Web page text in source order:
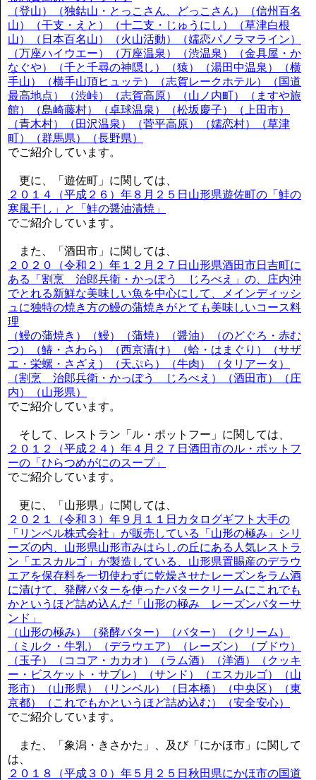
（登山）（独鈷山・とっこさん、どっこさん）（信州百名
山）（干支・えと）（十二支・じゅうにし）（草津白根
山）（日本百名山）（火山活動）（嬬恋パノラマライン）
（万座ハイウエー）（万座温泉）（渋温泉）（金具屋・か
なぐや）（千と千尋の神隠し）（猿）（湯田中温泉）（横
手山）（横手山頂ヒュッテ）（志賀レークホテル）（国道
最高地点）（渋峠）（志賀高原）（山ノ内町）（ますや旅
館）（島崎藤村）（卓球温泉）（松坂慶子）（上田市）
（青木村）（田沢温泉）（菅平高原）（嬬恋村）（草津
町）（群馬県）（長野県）
でご紹介しています。
更に、「遊佐町」に関しては、
２０１４（平成２６）年８月２５日山形県遊佐町の「鮭の
寒風干し」と「鮭の醤油漬焼」
でご紹介しています。
また、「酒田市」に関しては、
２０２０（令和２）年１２月２７日山形県酒田市日吉町に
ある「割烹 治郎兵衛・かっぽう じろべえ」の、庄内沖
でとれる新鮮な美味しい魚を中心にして、メインディッシ
ュに独特の焼き方の鰻の蒲焼きがとても美味しいコース料
理
（鰻の蒲焼き）（鰻）（蒲焼）（醤油）（のどぐろ・赤む
つ）（鰆・さわら）（西京漬け）（蛤・はまぐり）（サザ
エ・栄螺・さざえ）（天ぷら）（牛肉）（タリアータ）
（割烹 治郎兵衛・かっぽう じろべえ）（酒田市）（庄
内）（山形県）
でご紹介しています。
そして、レストラン「ル・ポットフー」に関しては、
２０１２（平成２４）年４月２７日酒田市のル・ポットフ
ーの「ひらつめがにのスープ」
でご紹介しています。
更に、「山形県」に関しては、
２０２１（令和３）年９月１１日カタログギフト大手の
「リンベル株式会社」が販売している「山形の極み」シリ
ーズの内、山形県山形市みはらしの丘にある人気レストラ
ン「エスカルゴ」が製造している、山形県置賜産のデラウ
エアを保存料を一切使わずに乾燥させたレーズンをラム酒
に漬けて、発酵バターを使ったバタークリームにこれでも
かというほど詰め込んだ「山形の極み レーズンバターサ
ンド」
（山形の極み）（発酵バター）（バター）（クリーム）
（ミルク・牛乳）（デラウエア）（レーズン）（ブドウ）
（玉子）（ココア・カカオ）（ラム酒）（洋酒）（クッキ
ー・ビスケット・サブレ）（サンド）（エスカルゴ）（山
形市）（山形県）（リンベル）（日本橋）（中央区）（東
京都）（これでもかというほど詰め込む）（安全安心）
でご紹介しています。
また、「象潟・きさかた」、及び「にかほ市」に関して
は、
２０１８（平成３０）年５月２５日秋田県にかほ市の国道